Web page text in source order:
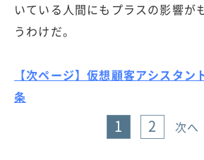
いている人間にもプラスの影響が
うわけだ。
【次ページ】仮想顧客アシスタン
条
1 2 次へ